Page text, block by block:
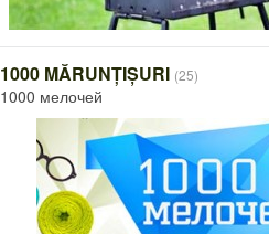
1000 MĂRUNȚIȘURI (25)
1000 мелочей